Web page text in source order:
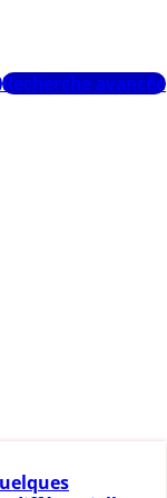
Recherche avancée